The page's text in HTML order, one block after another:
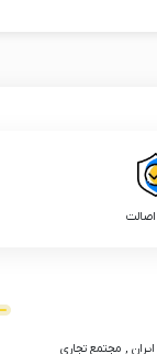
, مجتمع تجاری